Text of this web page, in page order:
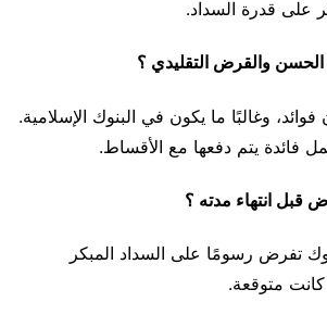
على قدرة السداد.
والقرض التقليدي ؟
فوائد، وغالبًا ما يكون في البنوك الإسلامية.
فائدة يتم دفعها مع الأقساط.
قبل انتهاء مدته ؟
تفرض رسومًا على السداد المبكر
كانت متوقعة.